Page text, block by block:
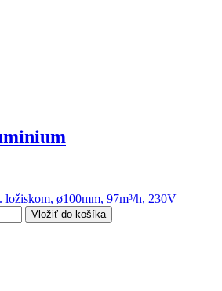
ø100mm, 97m³/h, 230V
Vložiť do košíka